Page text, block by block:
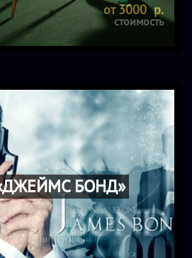
от 3000 р.
стоимость
БОНД»